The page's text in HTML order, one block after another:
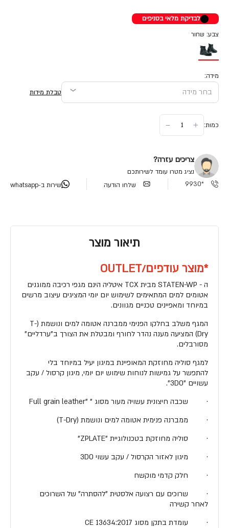
לבדיקת מלאי בסניפים
צבע: שחור
מידה:
טבלת מידות
כמות:
צריכים עזרה?
נציג מטרו עומד לשירותכם
*9930
שלחו הודעה שירות ב-whatsapp
תיאור מוצר
*מוצר עודפים/OUTLET
ה - STATEN-WP מבית TCX איטליה הינם מגפי רכיבה ממוגנים
אטומים למים המתאימים לשימוש יום יומי המציגים עיצוב מרשים
במיוחד ומאפיינים טכניים מגוונים.
המגף משלב בחלקו הפנימי ממברנה אטומה למים ונושמת (T-
Dry) המציעה מענה נהדר לחורף ומבטלת את הצורך ב"ערדליים"
מסורבלים.
למגף סוליה מחוזקת המאופיינת במיגון יעיל במיוחד בלי
להתפשר על גמישות לנוחות שימוש יום יומי, מיגון קרסול / עקב
עשויים "3DO".
· שכבה חיצונית עשויה מעור מסוג " "Full grain leather
· ממברנה פנימית אטומה למים ונושמת (T-Dry)
· סוליה מחוזקת בטכנולוגיית "ZPLATE"
· מיגון לאזור הקרסול / עקב עשוי 3DO
· חלק קדמי מוקשח
· שרוכים עם רצועה אלסטית "להסתרה" של השרוכים
לאחר קשירה
· עומדת בתקן מסוג CE 13634:2017